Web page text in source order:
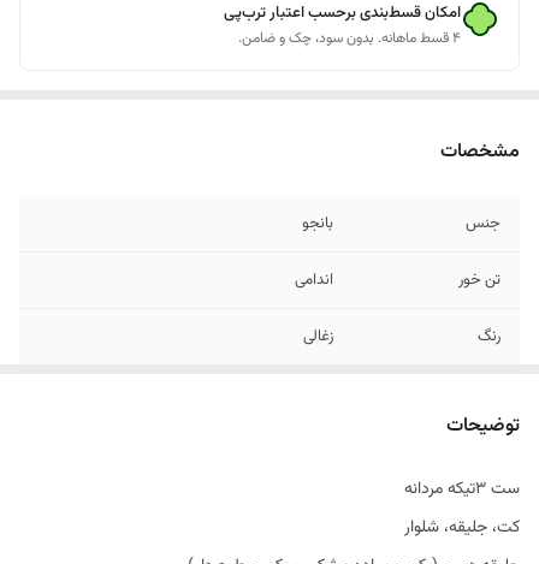
امکان قسط‌بندی برحسب اعتبار ترب‌پی
۴ قسط ماهانه. بدون سود، چک و ضامن.
مشخصات
جنس بانجو
تن خور اندامی
رنگ زغالی
توضیحات
ست ۳تیکه مردانه
کت، جلیقه، شلوار